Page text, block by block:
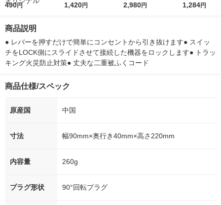
r（ロハコウォータ
シ） オリジナル
490円
レス 500ml 1箱（24
1,420円
ななつぼし 無洗米 5k
2,980円
ウ） by
1,284円
商品説明
● レバーを押すだけで簡単にコンセントから引き抜けます● スイッ
チをLOCK側にスライドさせて接続した機器をロックします● トラッ
キング火災防止対策● 丈夫な二重被ふくコード
商品仕様/スペック
原産国 中国
寸法 幅90mm×奥行き40mm×高さ220mm
内容量 260g
プラグ形状 90°回転プラグ